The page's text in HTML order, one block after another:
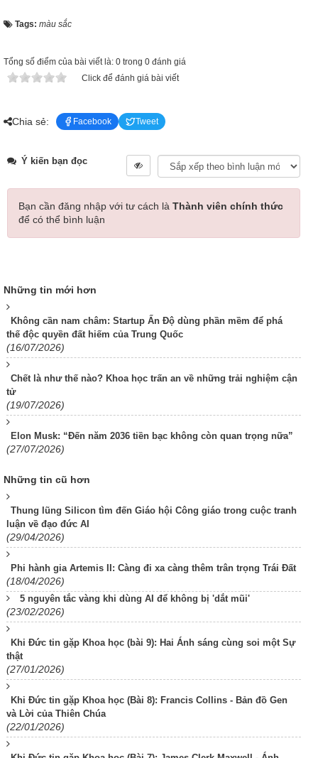
Tags: màu sắc
Tổng số điểm của bài viết là: 0 trong 0 đánh giá
Click để đánh giá bài viết
Chia sẻ: Facebook Tweet
Ý kiến bạn đọc
Bạn cần đăng nhập với tư cách là Thành viên chính thức
để có thể bình luận
Những tin mới hơn
Không cần nam châm: Startup Ấn Độ dùng phần mềm để phá
thế độc quyền đất hiếm của Trung Quốc
(16/07/2026)
Chết là như thế nào? Khoa học trấn an về những trải nghiệm cận
tử
(19/07/2026)
Elon Musk: “Đến năm 2036 tiền bạc không còn quan trọng nữa”
(27/07/2026)
Những tin cũ hơn
Thung lũng Silicon tìm đến Giáo hội Công giáo trong cuộc tranh
luận về đạo đức AI
(29/04/2026)
Phi hành gia Artemis II: Càng đi xa càng thêm trân trọng Trái Đất
(18/04/2026)
5 nguyên tắc vàng khi dùng AI để không bị 'dắt mũi'
(23/02/2026)
Khi Đức tin gặp Khoa học (bài 9): Hai Ánh sáng cùng soi một Sự
thật
(27/01/2026)
Khi Đức tin gặp Khoa học (Bài 8): Francis Collins - Bản đồ Gen
và Lời của Thiên Chúa
(22/01/2026)